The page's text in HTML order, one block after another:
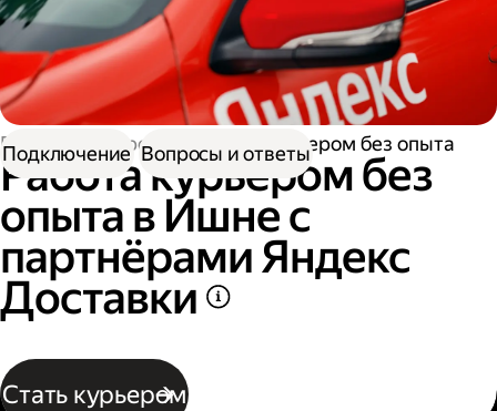
Работа курьером Работа курьером без опыта
Работа курьером без
опыта в Ишне с
партнёрами Яндекс
Доставки
Стать курьером
Подключение Вопросы и ответы